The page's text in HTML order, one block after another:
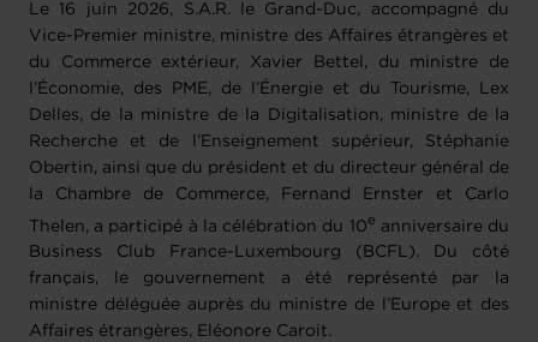
Le 16 juin 2026, S.A.R. le Grand-Duc, accompagné du
Vice-Premier ministre, ministre des Affaires étrangères et
du Commerce extérieur, Xavier Bettel, du ministre de
l’Économie, des PME, de l’Énergie et du Tourisme, Lex
Delles, de la ministre de la Digitalisation, ministre de la
Recherche et de l’Enseignement supérieur, Stéphanie
Obertin, ainsi que du président et du directeur général de
la Chambre de Commerce, Fernand Ernster et Carlo
Thelen, a participé à la célébration du 10e anniversaire du
Business Club France-Luxembourg (BCFL). Du côté
français, le gouvernement a été représenté par la
ministre déléguée auprès du ministre de l’Europe et des
Affaires étrangères, Eléonore Caroit.